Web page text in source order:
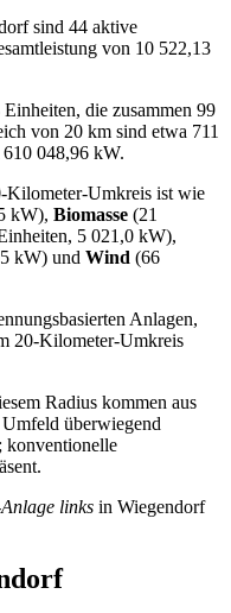
sind 44 aktive
von 10 522,13
die zusammen 99
von 20 km sind etwa 711
048,96 kW.
ist wie
kW), Biomasse (21
5 021,0 kW),
kW) und Wind (66
Anlagen,
20‑Kilometer‑Umkreis
Radius kommen aus
überwiegend
konventionelle
links in Wiegendorf